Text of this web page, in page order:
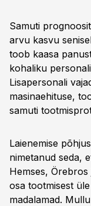
Samuti
arvu kasvu
toob kaasa
kohaliku
Lisapersonali
masinaehituse,
samuti
Laienemise
nimetanud seda,
Hemses,
osa tootmisest
madalamad.